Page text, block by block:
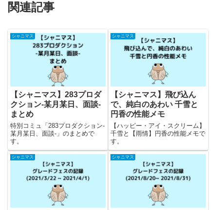
関連記事
シャニマス
【シャニマス】283プロダ
クション-某月某日、面談-
まとめ
特別コミュ「283プロダクション-
某月某日、面談-」のまとめで
す。
シャニマス
【シャニマス】飛び込ん
で、純白のあわい 千雪と
円香の性能メモ
【ハッピー・アイ・スクリーム】
千雪と【雨情】円香の性能メモで
す。
シャニマス シャニマス